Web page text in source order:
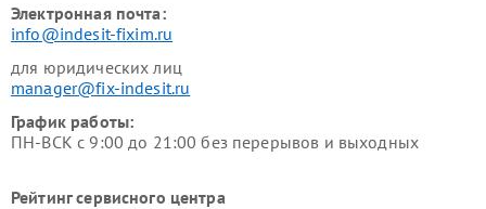
Электронная почта:
info@indesit-fixim.ru
для юридических лиц
manager@fix-indesit.ru
График работы:
ПН-ВСК с 9:00 до 21:00 без перерывов и выходных
Рейтинг сервисного центра